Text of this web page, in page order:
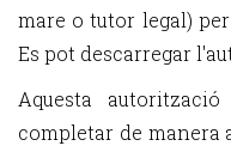
mare o tutor legal)
Es pot descarregar
Aquesta
completar de manera